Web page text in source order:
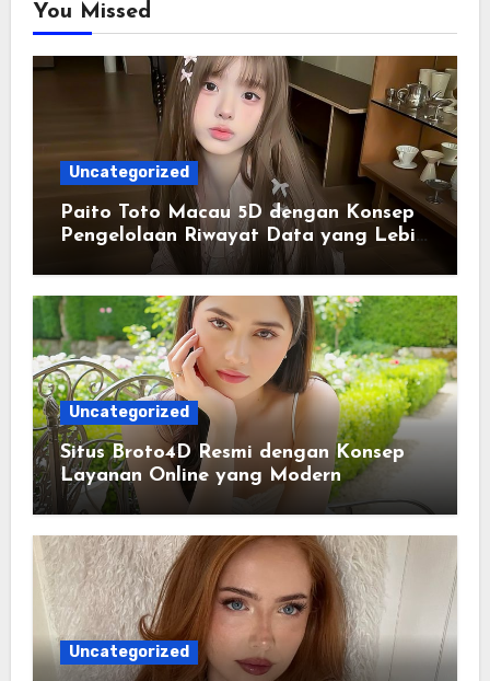
You Missed
Uncategorized
Paito Toto Macau 5D dengan Konsep
Pengelolaan Riwayat Data yang Lebih
Lengkap dan Sistematis
Uncategorized
Situs Broto4D Resmi dengan Konsep
Layanan Online yang Modern
Uncategorized